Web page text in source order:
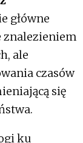
główne
znalezieniem
ale
czasów
się
ku